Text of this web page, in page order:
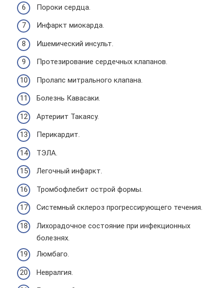
Пороки сердца.
Инфаркт миокарда.
Ишемический инсульт.
Протезирование сердечных клапанов.
Пролапс митрального клапана.
Болезнь Кавасаки.
Артериит Такаясу.
Перикардит.
ТЭЛА.
Легочный инфаркт.
Тромбофлебит острой формы.
Системный склероз прогрессирующего течения.
Лихорадочное состояние при инфекционных
болезнях.
Люмбаго.
Невралгия.